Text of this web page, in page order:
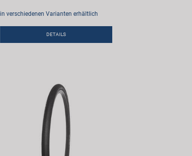
in verschiedenen Varianten erhältlich
DETAILS